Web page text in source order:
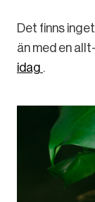
Det finns
än med en
idag .